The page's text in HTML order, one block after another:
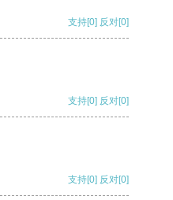
支持[0] 反对[0]
支持[0] 反对[0]
支持[0] 反对[0]